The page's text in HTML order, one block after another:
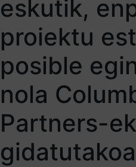
eskutik,
proiektu
posible
nola
Partners-ek
gidatutakoa